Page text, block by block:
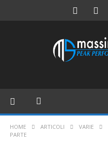
HOME ARTICOLI VARIE
PARTE